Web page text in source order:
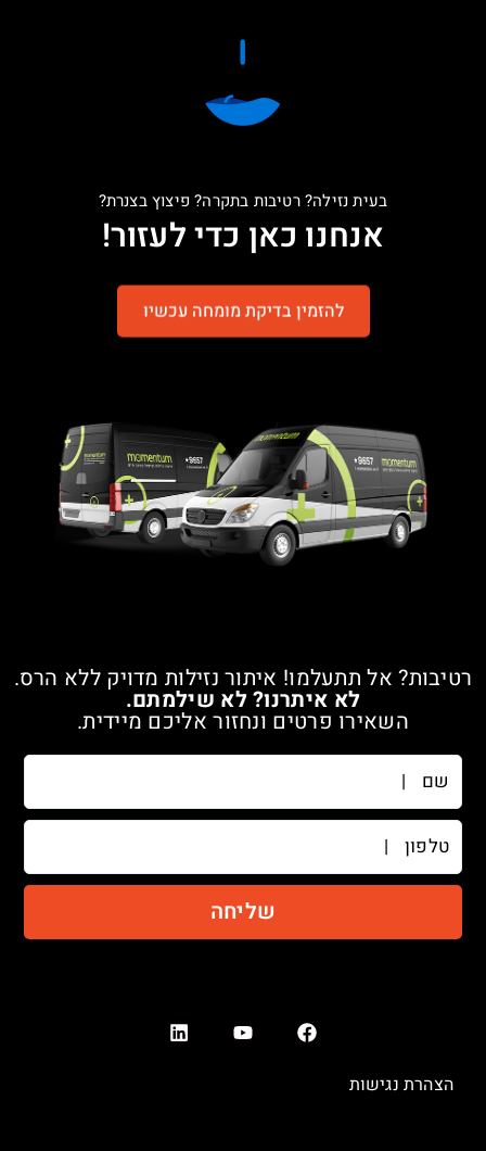
בעית נזילה? רטיבות בתקרה? פיצוץ בצנרת?
אנחנו כאן כדי לעזור!
להזמין בדיקת מומחה עכשיו
רטיבות? אל תתעלמו! איתור נזילות מדויק ללא הרס.
לא איתרנו? לא שילמתם.
השאירו פרטים ונחזור אליכם מיידית.
שם
טלפון
שליחה
הצהרת נגישות